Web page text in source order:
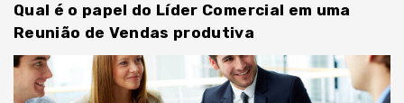
Qual é o papel do Líder Comercial em uma
Reunião de Vendas produtiva